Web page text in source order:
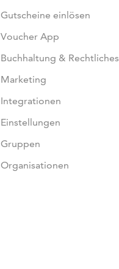
Gutscheine einlösen
Voucher App
Buchhaltung & Rechtliches
Marketing
Integrationen
Einstellungen
Gruppen
Organisationen